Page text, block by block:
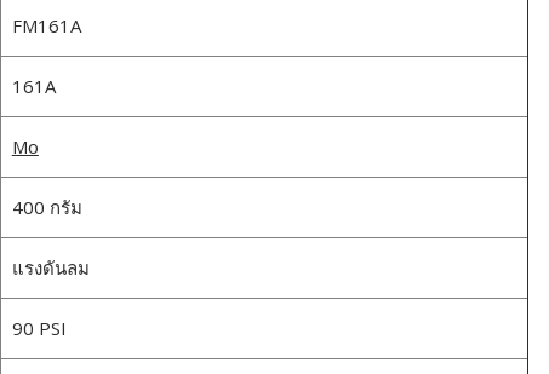
FM161A
161A
Mo
400 กรัม
แรงดันลม
90 PSI